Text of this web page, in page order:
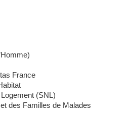
France
(SNL)
des Familles de Malades